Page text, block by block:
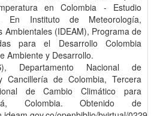
en Colombia - Estudio
En Instituto de Meteorología,
Ambientales (IDEAM), Programa de
para el Desarrollo Colombia
Ambiente y Desarrollo.
Departamento Nacional de
Cancillería de Colombia, Tercera
de Cambio Climático para
Colombia. Obtenido de